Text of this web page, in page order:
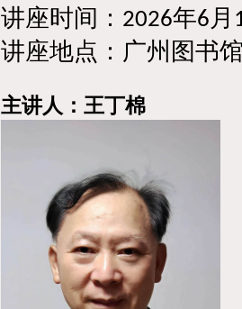
讲座时间： 2026年6 月
讲座地点：广州图书
主讲人：王丁棉